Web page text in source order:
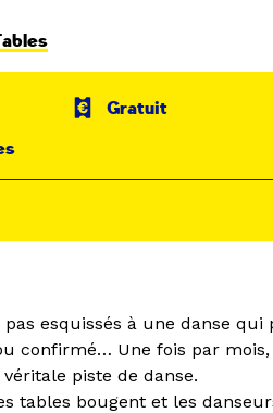
Gratuit
esquissés à une danse
confirmé… Une fois par
piste de danse.
tables bougent et les